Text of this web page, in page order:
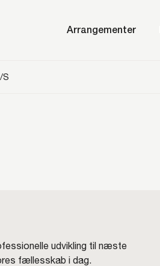
Arrangementer
S
udvikling til næste
fællesskab i dag.